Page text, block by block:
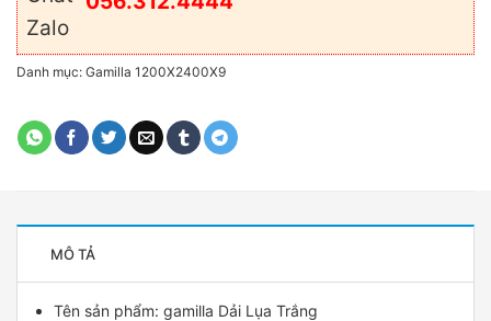
Danh mục: Gamilla 1200X2400X9
MÔ TẢ
Tên sản phẩm:gamilla Dải Lụa Trắng